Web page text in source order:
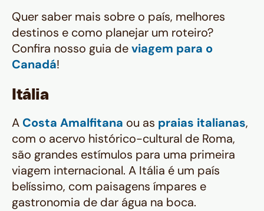
Quer saber mais sobre o país, melhores
destinos e como planejar um roteiro?
Confira nosso guia deviagem para o
Canadá!
Itália
A Costa Amalfitana ou as praias italianas,
com o acervo histórico-cultural de Roma,
são grandes estímulos para uma primeira
viagem internacional. A Itália é um país
belíssimo, com paisagens ímpares e
gastronomia de dar água na boca.